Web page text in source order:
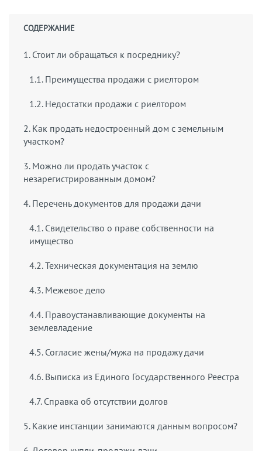
СОДЕРЖАНИЕ
1. Стоит ли обращаться к посреднику?
1.1. Преимущества продажи с риелтором
1.2. Недостатки продажи с риелтором
2. Как продать недостроенный дом с земельным
участком?
3. Можно ли продать участок с
незарегистрированным домом?
4. Перечень документов для продажи дачи
4.1. Свидетельство о праве собственности на
имущество
4.2. Техническая документация на землю
4.3. Межевое дело
4.4. Правоустанавливающие документы на
землевладение
4.5. Согласие жены/мужа на продажу дачи
4.6. Выписка из Единого Государственного Реестра
4.7. Справка об отсутствии долгов
5. Какие инстанции занимаются данным вопросом?